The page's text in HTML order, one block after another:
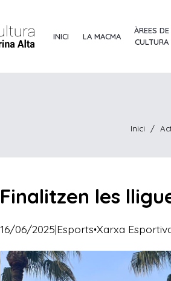
INICI LA MACMA
ÀREES DE
CULTURA
Inici /
Finalitzen les
16/06/2025|Esports·Xarxa